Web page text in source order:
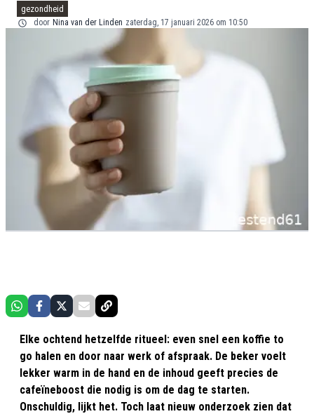
gezondheid
door Nina van der Linden zaterdag, 17 januari 2026 om 10:50
Elke ochtend hetzelfde ritueel: even snel een koffie to
go halen en door naar werk of afspraak. De beker voelt
lekker warm in de hand en de inhoud geeft precies de
cafeïneboost die nodig is om de dag te starten.
Onschuldig, lijkt het. Toch laat nieuw onderzoek zien dat